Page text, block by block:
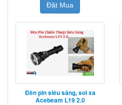
Đặt Mua
Đèn pin siêu sáng, soi xa
Acebeam L19 2.0